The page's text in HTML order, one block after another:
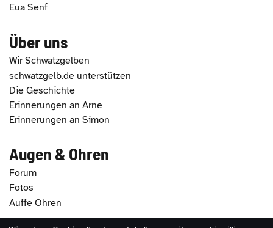
Eua Senf
Über uns
Wir Schwatzgelben
schwatzgelb.de unterstützen
Die Geschichte
Erinnerungen an Arne
Erinnerungen an Simon
Augen & Ohren
Forum
Fotos
Auffe Ohren